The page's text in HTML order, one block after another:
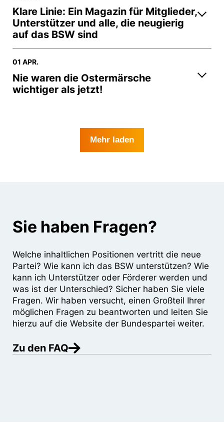
Klare Linie: Ein Magazin für Mitglieder,
Unterstützer und alle, die neugierig
auf das BSW sind
01 APR.
Nie waren die Ostermärsche
wichtiger als jetzt!
Mehr laden
Sie haben Fragen?
Welche inhaltlichen Positionen vertritt die neue
Partei? Wie kann ich das BSW unterstützen? Wie
kann ich Unterstützer oder Förderer werden und
was ist der Unterschied? Sicher haben Sie viele
Fragen. Wir haben versucht, einen Großteil Ihrer
möglichen Fragen zu beantworten und leiten Sie
hierzu auf die Website der Bundespartei weiter.
Zu den FAQ